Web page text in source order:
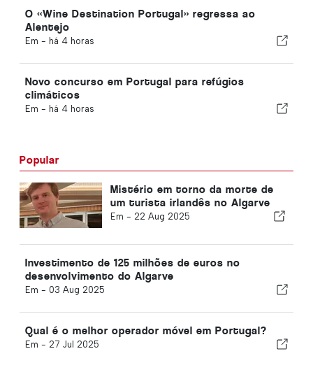
O «Wine Destination Portugal» regressa ao
Alentejo
Em - há 4 horas
Novo concurso em Portugal para refúgios
climáticos
Em - há 4 horas
Popular
Mistério em torno da morte de
um turista irlandês no Algarve
Em - 22 Aug 2025
Investimento de 125 milhões de euros no
desenvolvimento do Algarve
Em - 03 Aug 2025
Qual é o melhor operador móvel em Portugal?
Em - 27 Jul 2025